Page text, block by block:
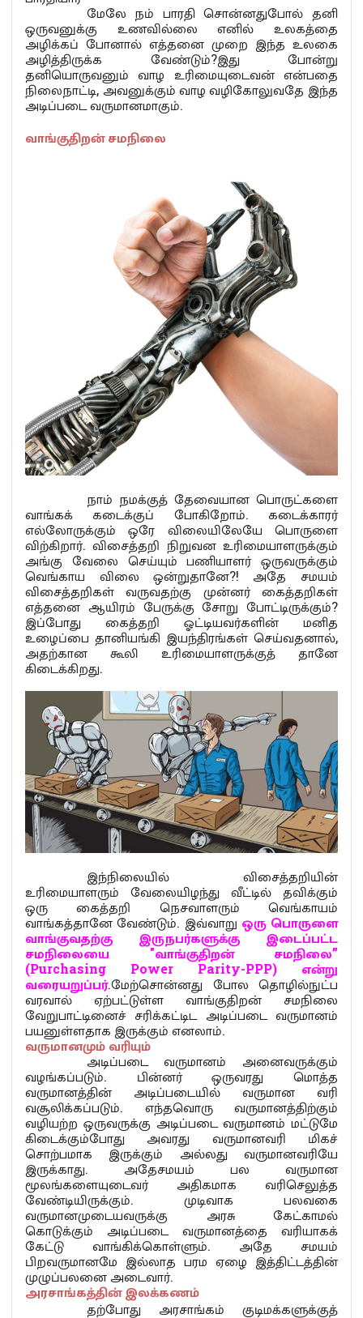
மேலே நம் பாரதி சொன்னதுபோல் தனி
ஒருவனுக்கு உணவில்லை எனில் உலகத்தை
அழிக்கப் போனால் எத்தனை முறை இந்த உலகை
அழித்திருக்க வேண்டும்?இது போன்று
தனியொருவனும் வாழ உரிமையுடைவன் என்பதை
நிலைநாட்டி, அவனுக்கும் வாழ வழிகோலுவதே இந்த
அடிப்படை வருமானமாகும்.
வாங்குதிறன் சமநிலை
நாம் நமக்குத் தேவையான பொருட்களை
வாங்கக் கடைக்குப் போகிறோம். கடைக்காரர்
எல்லோருக்கும் ஒரே விலையிலேயே பொருளை
விற்கிறார். விசைத்தறி நிறுவன உரிமையாளருக்கும்
அங்கு வேலை செய்யும் பணியாளர் ஒருவருக்கும்
வெங்காய விலை ஒன்றுதானே?! அதே சமயம்
விசைத்தறிகள் வருவதற்கு முன்னர் கைத்தறிகள்
எத்தனை ஆயிரம் பேருக்கு சோறு போட்டிருக்கும்?
இப்போது கைத்தறி ஓட்டியவர்களின் மனித
உழைப்பை தானியங்கி இயந்திரங்கள் செய்வதனால்,
அதற்கான கூலி உரிமையாளருக்குத் தானே
கிடைக்கிறது.
இந்நிலையில் விசைத்தறியின்
உரிமையாளரும் வேலையிழந்து வீட்டில் தவிக்கும்
ஒரு கைத்தறி நெசவாளரும் வெங்காயம்
வாங்கத்தானே வேண்டும். இவ்வாறு ஒரு பொருளை
வாங்குவதற்கு இருநபர்களுக்கு இடைப்பட்ட
சமநிலையை "வாங்குதிறன் சமநிலை”
(Purchasing Power Parity-PPP) என்று
வரையறுப்பர்.மேற்சொன்னது போல தொழில்நுட்ப
வரவால் ஏற்பட்டுள்ள வாங்குதிறன் சமநிலை
வேறுபாட்டினைச் சரிக்கட்டிட அடிப்படை வருமானம்
பயனுள்ளதாக இருக்கும் எனலாம்.
வருமானமும் வரியும்
அடிப்படை வருமானம் அனைவருக்கும்
வழங்கப்படும். பின்னர் ஒருவரது மொத்த
வருமானத்தின் அடிப்படையில் வருமான வரி
வசூலிக்கப்படும். எந்தவொரு வருமானத்திற்கும்
வழியற்ற ஒருவருக்கு அடிப்படை வருமானம் மட்டுமே
கிடைக்கும்போது அவரது வருமானவரி மிகச்
சொற்பமாக இருக்கும் அல்லது வருமானவரியே
இருக்காது. அதேசமயம் பல வருமான
மூலங்களையுடைவர் அதிகமாக வரிசெலுத்த
வேண்டியிருக்கும். முடிவாக பலவகை
வருமானமுடையவருக்கு அரசு கேட்காமல்
கொடுக்கும் அடிப்படை வருமானத்தை வரியாகக்
கேட்டு வாங்கிக்கொள்ளும். அதே சமயம்
பிறவருமானமே இல்லாத பரம ஏழை இத்திட்டத்தின்
முழுப்பலனை அடைவார்.
அரசாங்கத்தின் இலக்கணம்
தற்போது அரசாங்கம் குடிமக்களுக்குத்